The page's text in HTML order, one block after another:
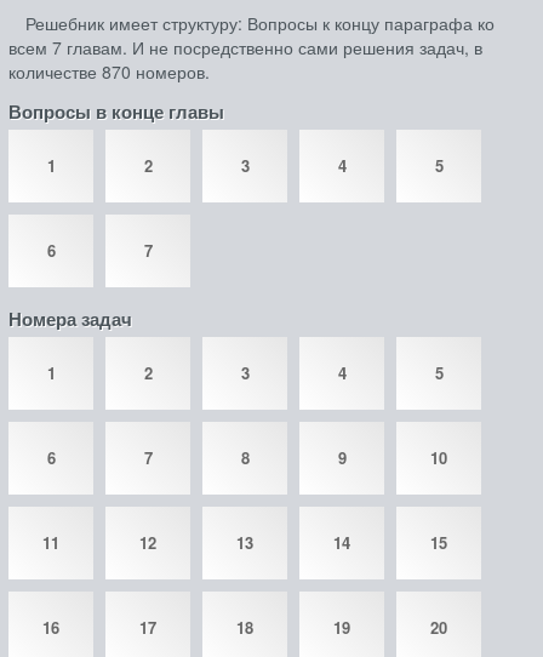
Решебник имеет структуру: Вопросы к концу параграфа ко
всем 7 главам. И не посредственно сами решения задач, в
количестве 870 номеров.
Вопросы в конце главы
1 2 3 4 5
6 7
Номера задач
1 2 3 4 5
6 7 8 9 10
11 12 13 14 15
16 17 18 19 20